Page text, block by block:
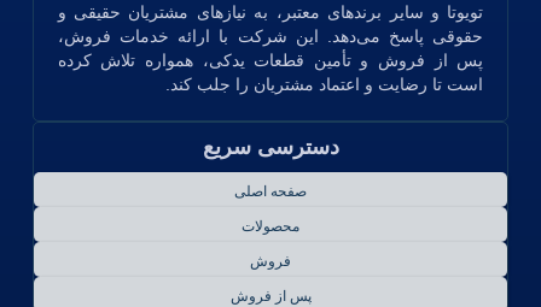
تویوتا و سایر برندهای معتبر، به نیازهای مشتریان حقیقی و
حقوقی پاسخ می‌دهد. این شرکت با ارائه خدمات فروش،
پس از فروش و تأمین قطعات یدکی، همواره تلاش کرده
است تا رضایت و اعتماد مشتریان را جلب کند.
دسترسی سریع
صفحه اصلی
محصولات
فروش
پس از فروش